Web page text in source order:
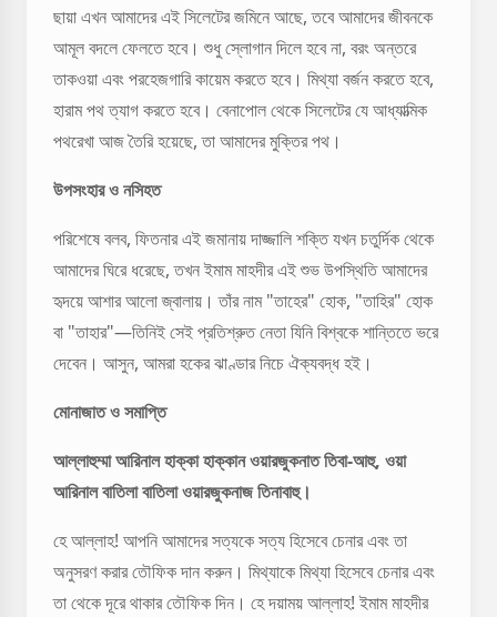
ছায়া এখন আমাদের এই সিলেটের জমিনে আছে, তবে আমাদের জীবনকে
আমূল বদলে ফেলতে হবে। শুধু স্লোগান দিলে হবে না, বরং অন্তরে
তাকওয়া এবং পরহেজগারি কায়েম করতে হবে। মিথ্যা বর্জন করতে হবে,
হারাম পথ ত্যাগ করতে হবে। বেনাপোল থেকে সিলেটের যে আধ্যাত্মিক
পথরেখা আজ তৈরি হয়েছে, তা আমাদের মুক্তির পথ।
উপসংহার ও নসিহত
পরিশেষে বলব, ফিতনার এই জমানায় দাজ্জালি শক্তি যখন চতুর্দিক থেকে
আমাদের ঘিরে ধরেছে, তখন ইমাম মাহদীর এই শুভ উপস্থিতি আমাদের
হৃদয়ে আশার আলো জ্বালায়। তাঁর নাম "তাহের" হোক, "তাহির" হোক
বা "তাহার"—তিনিই সেই প্রতিশ্রুত নেতা যিনি বিশ্বকে শান্তিতে ভরে
দেবেন। আসুন, আমরা হকের ঝাণ্ডার নিচে ঐক্যবদ্ধ হই।
মোনাজাত ও সমাপ্তি
আল্লাহুম্মা আরিনাল হাক্কা হাক্কান ওয়ারজুকনাত তিবা-আহু, ওয়া
আরিনাল বাতিলা বাতিলা ওয়ারজুকনাজ তিনাবাহু।
হে আল্লাহ! আপনি আমাদের সত্যকে সত্য হিসেবে চেনার এবং তা
অনুসরণ করার তৌফিক দান করুন। মিথ্যাকে মিথ্যা হিসেবে চেনার এবং
তা থেকে দূরে থাকার তৌফিক দিন। হে দয়াময় আল্লাহ! ইমাম মাহদীর